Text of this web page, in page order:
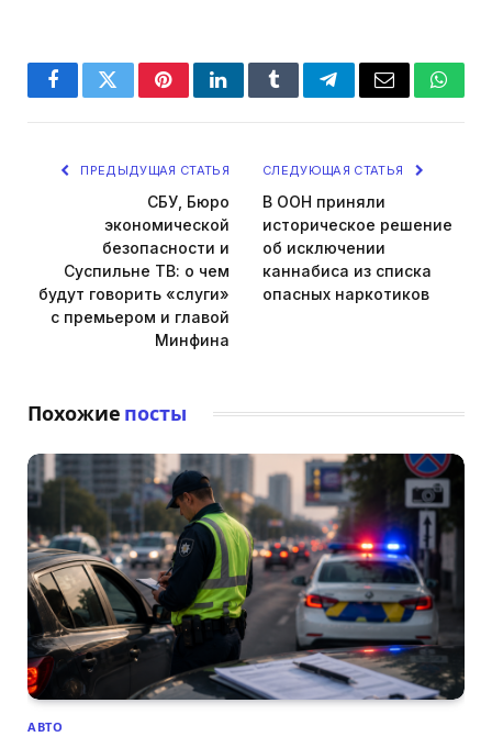
FacebookTwitterPinterestLinkedInTumblrTelegramEmail
ПРЕДЫДУЩАЯ СТАТЬЯ
СБУ, Бюро
экономической
безопасности и
Суспильне ТВ: о чем
будут говорить «слуги»
с премьером и главой
Минфина
СЛЕДУЮЩАЯ СТАТЬЯ
В ООН приняли
историческое решение
об исключении
каннабиса из списка
опасных наркотиков
Похожие посты
АВТО